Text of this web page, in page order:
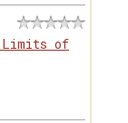
Limits of